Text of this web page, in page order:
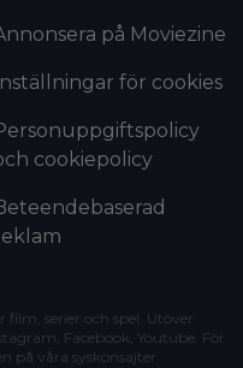
på Moviezine
Inställningar för cookies
cookiepolicy
film, serier och spel. Utöver
Facebook, Youtube. För
på våra syskonsajter